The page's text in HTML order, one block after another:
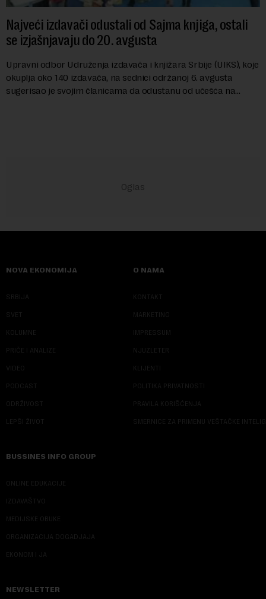
Najveći izdavači odustali od Sajma knjiga, ostali
se izjašnjavaju do 20. avgusta
Upravni odbor Udruženja izdavača i knjižara Srbije (UIKS), koje
okuplja oko 140 izdavača, na sednici održanoj 6. avgusta
sugerisao je svojim članicama da odustanu od učešća na
NOVA EKONOMIJA
SRBIJA
SVET
KOLUMNE
PRIČE I ANALIZE
VIDEO
PODCAST
ODRŽIVOST
LEPŠI ŽIVOT
O NAMA
KONTAKT
MARKETING
IMPRESSUM
NJUZLETER
KLIJENTI
POLITIKA PRIVATNOSTI
PRAVILA KORIŠĆENJA
SMERNICE ZA PRIMENU VEŠTAČKE
BUSSINES INFO GROUP
ONLINE EDUKACIJE
IZDAVAŠTVO
MEDIJSKE OBUKE
ORGANIZACIJA DOGADJAJA
EKONOM I JA
NEWSLETTER